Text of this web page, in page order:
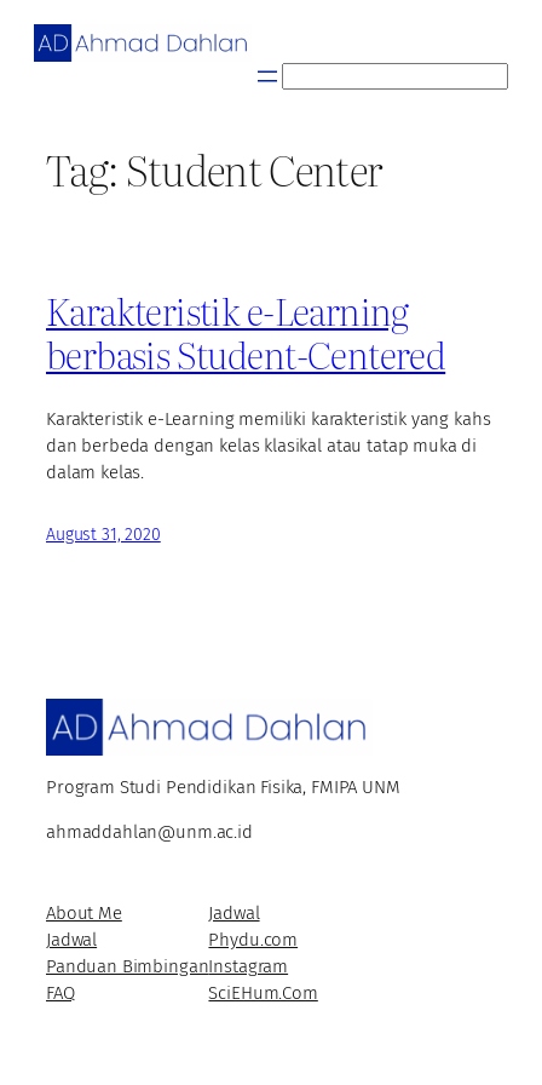
Skip
r
c
Tag: Student Center
Karakteristik e-Learning
berbasis Student-Centered
Karakteristik e-Learning memiliki karakteristik yang kahs
dan berbeda dengan kelas klasikal atau tatap muka di
dalam kelas.
August 31, 2020
Program Studi Pendidikan Fisika, FMIPA UNM
ahmaddahlan@unm.ac.id
About Me
Jadwal
Panduan Bimbingan
FAQ
Jadwal
Phydu.com
Instagram
SciEHum.Com